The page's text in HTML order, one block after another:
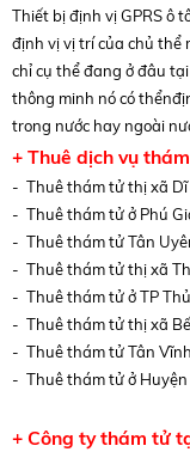
Thiết bị định vị GPRS ô
định vị vị trí của chủ thể
chỉ cụ thể đang ở đâu
thông minh nó có
trong nước hay ngoài
+ Thuê dịch vụ
- Thuê thám tử thị xã
- Thuê thám tử ở Phú
- Thuê thám tử Tân
- Thuê thám tử thị xã
- Thuê thám tử ở TP
- Thuê thám tử thị xã
- Thuê thám tử Tân
- Thuê thám tử ở
+ Công ty thám tử